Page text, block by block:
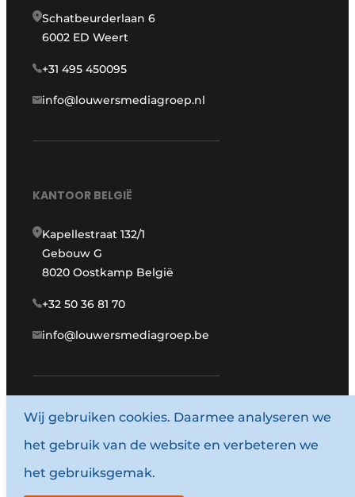
Schatbeurderlaan 6
6002 ED Weert
+31 495 450095
info@louwersmediagroep.nl
KANTOOR BELGIË
Kapellestraat 132/1
Gebouw G
8020 Oostkamp België
+32 50 36 81 70
info@louwersmediagroep.be
www.louwersmediagroep.com
© 1987 - 2026 Louwersmediagroep.
Algemene voorwaarden
Wij gebruiken cookies. Daarmee analyseren we
het gebruik van de website en verbeteren we
het gebruiksgemak.